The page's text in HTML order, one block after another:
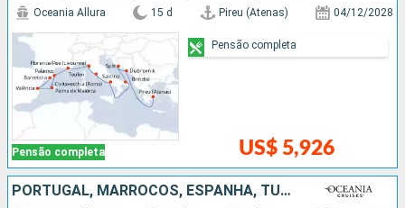
Pensão completa
Oceania Allura 15 d Pireu (Atenas) 04/12/2028
US$ 5,926
Pensão completa
PORTUGAL, MARROCOS, ESPANHA, TUNÍSIA, MALTA, CROÁCIA, ITÁLIA